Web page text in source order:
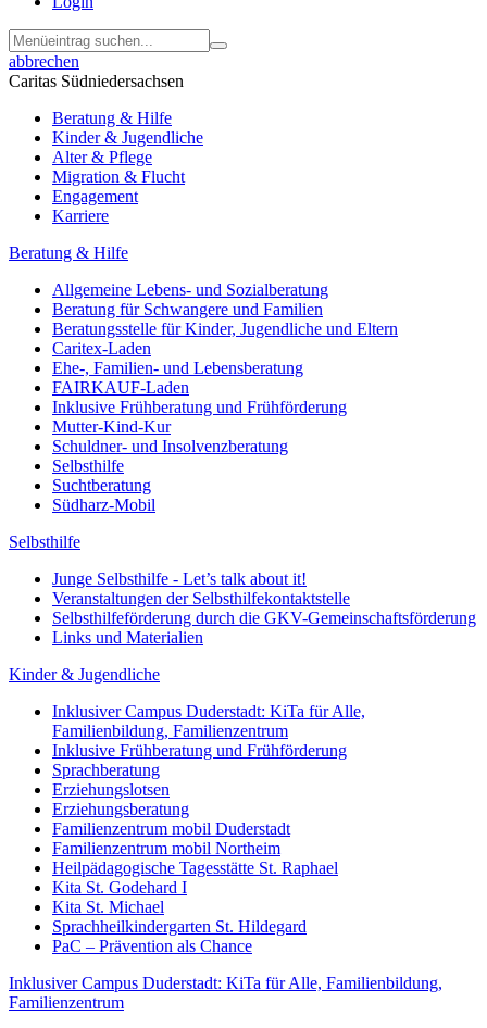
abbrechen
Caritas Südniedersachsen
Beratung & Hilfe
Kinder & Jugendliche
Alter & Pflege
Migration & Flucht
Engagement
Karriere
Beratung & Hilfe
Allgemeine Lebens- und Sozialberatung
Beratung für Schwangere und Familien
Beratungsstelle für Kinder, Jugendliche und Eltern
Caritex-Laden
Ehe-, Familien- und Lebensberatung
FAIRKAUF-Laden
Inklusive Frühberatung und Frühförderung
Mutter-Kind-Kur
Schuldner- und Insolvenzberatung
Selbsthilfe
Suchtberatung
Südharz-Mobil
Selbsthilfe
Junge Selbsthilfe - Let’s talk about it!
Veranstaltungen der Selbsthilfekontaktstelle
Selbsthilfeförderung durch die GKV-Gemeinschaftsförderung
Links und Materialien
Kinder & Jugendliche
Inklusiver Campus Duderstadt: KiTa für Alle,
Familienbildung, Familienzentrum
Inklusive Frühberatung und Frühförderung
Sprachberatung
Erziehungslotsen
Erziehungsberatung
Familienzentrum mobil Duderstadt
Familienzentrum mobil Northeim
Heilpädagogische Tagesstätte St. Raphael
Kita St. Godehard I
Kita St. Michael
Sprachheilkindergarten St. Hildegard
PaC – Prävention als Chance
Inklusiver Campus Duderstadt: KiTa für Alle, Familienbildung,
Familienzentrum